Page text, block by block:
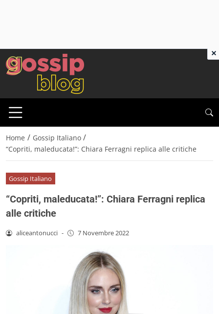
Home / Gossip Italiano /
“Copriti, maleducata!”: Chiara Ferragni replica alle critiche
Gossip Italiano
“Copriti, maleducata!”: Chiara Ferragni replica
alle critiche
aliceantonucci - 7 Novembre 2022
×